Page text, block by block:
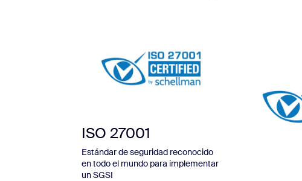
ISO 27001
Estándar de seguridad reconocido
en todo el mundo para implementar
un SGSI